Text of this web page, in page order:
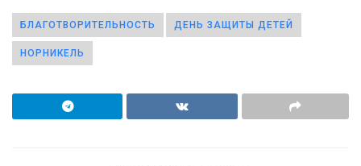
БЛАГОТВОРИТЕЛЬНОСТЬ ДЕНЬ ЗАЩИТЫ ДЕТЕЙ
НОРНИКЕЛЬ